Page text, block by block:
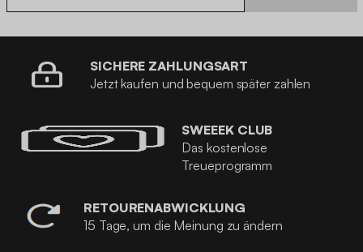
SICHERE ZAHLUNGSART
Jetzt kaufen und bequem später zahlen
SWEEEK CLUB
Das kostenlose
Treueprogramm
RETOURENABWICKLUNG
15 Tage, um die Meinung zu ändern